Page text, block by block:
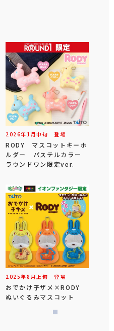
2026年 1 月中旬 登場
RODY マスコットキーホ
ルダー パステルカラー
ラウンドワン限定ver.
2025年8 月 上旬 登場
おでかけ子ザメ×RODY
ぬいぐるみマスコット